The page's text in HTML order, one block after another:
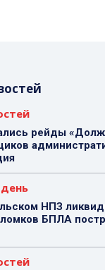
рейды
НПЗ
БПЛА